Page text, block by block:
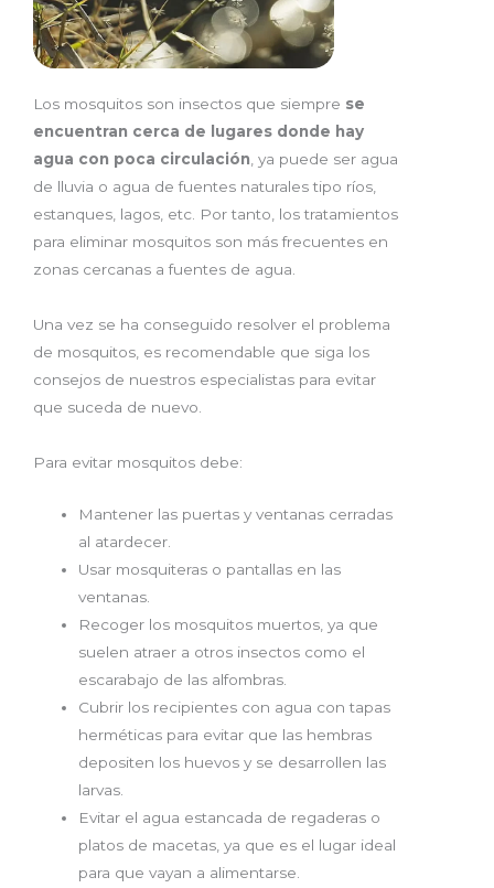
Los mosquitos son insectos que siempre se
encuentran cerca de lugares donde hay
agua con poca circulación, ya puede ser agua
de lluvia o agua de fuentes naturales tipo ríos,
estanques, lagos, etc. Por tanto, los tratamientos
para eliminar mosquitos son más frecuentes en
zonas cercanas a fuentes de agua.
Una vez se ha conseguido resolver el problema
de mosquitos, es recomendable que siga los
consejos de nuestros especialistas para evitar
que suceda de nuevo.
Para evitar mosquitos debe:
Mantener las puertas y ventanas cerradas
al atardecer.
Usar mosquiteras o pantallas en las
ventanas.
Recoger los mosquitos muertos, ya que
suelen atraer a otros insectos como el
escarabajo de las alfombras.
Cubrir los recipientes con agua con tapas
herméticas para evitar que las hembras
depositen los huevos y se desarrollen las
larvas.
Evitar el agua estancada de regaderas o
platos de macetas, ya que es el lugar ideal
para que vayan a alimentarse.